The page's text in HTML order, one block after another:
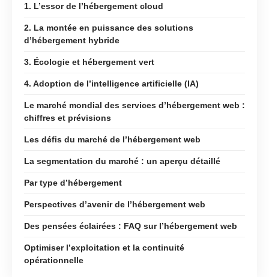
1. L’essor de l’hébergement cloud
2. La montée en puissance des solutions
d’hébergement hybride
3. Écologie et hébergement vert
4. Adoption de l’intelligence artificielle (IA)
Le marché mondial des services d’hébergement web :
chiffres et prévisions
Les défis du marché de l’hébergement web
La segmentation du marché : un aperçu détaillé
Par type d’hébergement
Perspectives d’avenir de l’hébergement web
Des pensées éclairées : FAQ sur l’hébergement web
Optimiser l’exploitation et la continuité
opérationnelle